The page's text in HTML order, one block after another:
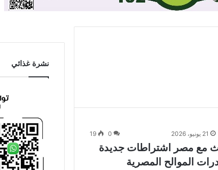
21 يونيو، 2026 0
19
مع مصر اشتراطات جديدة
الموالح المصرية
نشرة غذائي